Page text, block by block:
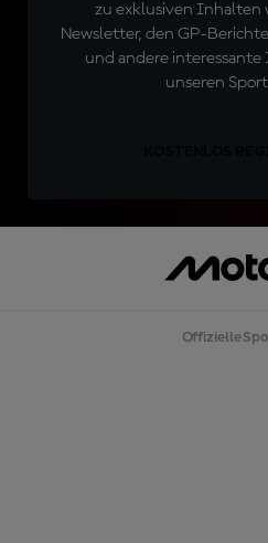
zu exklusiven Inhalten
Newsletter, den GP-
und andere
unseren
Offizielle